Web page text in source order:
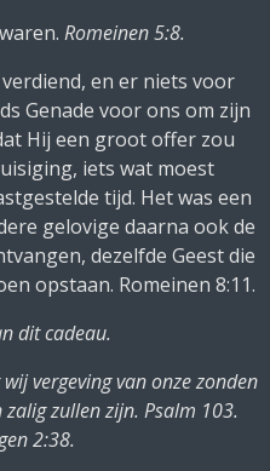
Romeinen 5:8.
en er niets voor
Genade voor ons om zijn
Hij een groot offer zou
iets wat moest
tijd. Het was een
gelovige daarna ook de
dezelfde Geest die
opstaan. Romeinen 8:11.
dit cadeau.
vergeving van onze zonden
zullen zijn. Psalm 103.
2:38.